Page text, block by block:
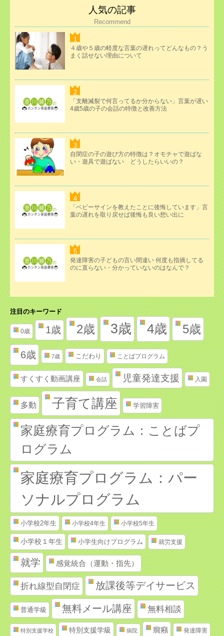
人気の記事
Recommend
４歳や５歳の軽度な言葉の遅れってどんなもの？う
まく話せない理由について
「支離滅裂で何言ってるか分からない」言葉が遅い
4歳5歳の子の会話の特徴と改善方法
自閉症の子の遊び方の特徴は？オモチャで遊ばな
い・遊具で遊ばない どうしたらいいの？
「ベビーサインを教えたことに後悔しています」言
葉の遅れを取り戻せば後悔も良い想い出に
発達障害の子どもの言い間違い 何度も指摘してる
のに直らない・分かっていないのはなんで？
注目のキーワード
0歳 1歳 2歳 3歳 4歳 5歳
6歳 7歳 こだわり ことばプログラム
すくすく動画講座 会話 児童発達支援 入園
多動 子育て講座 学習障害
家庭療育プログラム：ことばプ
ログラム
家庭療育プログラム：パー
ソナルプログラム
小学校2年生 小学校4年生 小学校5年生
小学校１年生 小学生向けプログラム 就労支援
就学 感覚統合（運動・指先）
折れ線型自閉症 放課後等デイサービス
普通学級 無料メール講座 無料相談
特別支援学校 特別支援学級 病院 癇癪 発達障害